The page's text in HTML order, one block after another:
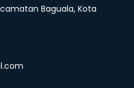
Baguala, Kota